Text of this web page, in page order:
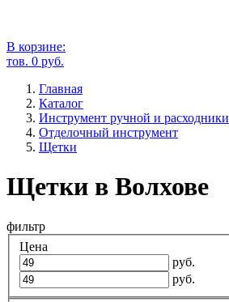
В корзине:
тов. 0 руб.
Главная
Каталог
Инструмент ручной и расходники
Отделочный инструмент
Щетки
Щетки в Волхове
фильтр
Цена
руб.
руб.